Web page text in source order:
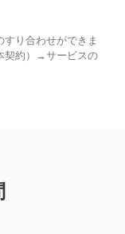
り合わせができま
契約）→サービスの